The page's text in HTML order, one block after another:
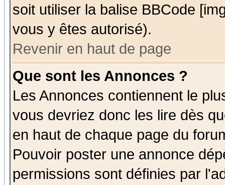
soit utiliser la balise BBCode
vous y êtes autorisé).
Revenir en haut de page
Que sont les Annonces ?
Les Annonces contiennent le
vous devriez donc les lire dès
en haut de chaque page du
Pouvoir poster une annonce
permissions sont définies par